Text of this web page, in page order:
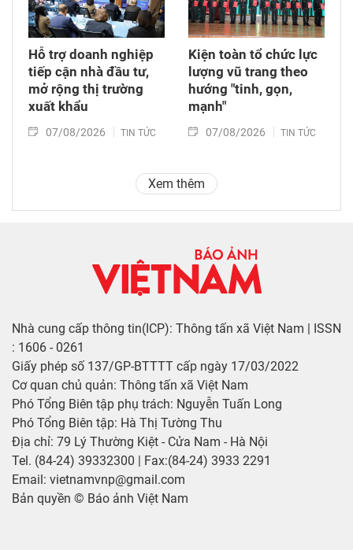
Hỗ trợ doanh nghiệp
tiếp cận nhà đầu tư,
mở rộng thị trường
xuất khẩu
07/08/2026 TIN TỨC
Kiện toàn tổ chức lực
lượng vũ trang theo
hướng "tinh, gọn,
mạnh"
07/08/2026 TIN TỨC
Xem thêm
Nhà cung cấp thông tin(ICP): Thông tấn xã Việt Nam | ISSN
: 1606 - 0261
Giấy phép số 137/GP-BTTTT cấp ngày 17/03/2022
Cơ quan chủ quản: Thông tấn xã Việt Nam
Phó Tổng Biên tập phụ trách: Nguyễn Tuấn Long
Phó Tổng Biên tập: Hà Thị Tường Thu
Địa chỉ: 79 Lý Thường Kiệt - Cửa Nam - Hà Nội
Tel. (84-24) 39332300 | Fax:(84-24) 3933 2291
Email: vietnamvnp@gmail.com
Bản quyền © Báo ảnh Việt Nam